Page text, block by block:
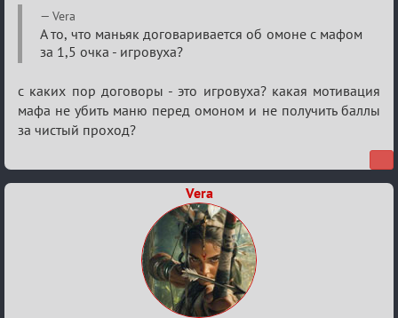
Re:
Семейный
кубок
Vera
А то, что маньяк договаривается об омоне с мафом
за 1,5 очка - игровуха?
с каких пор договоры - это игровуха? какая мотивация
мафа не убить маню перед омоном и не получить баллы
за чистый проход?
Vera